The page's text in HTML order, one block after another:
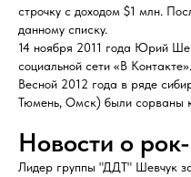
строчку с доходом $1 млн.
данному списку.
14 ноября 2011 года Юрий
социальной сети «В Контакте».
Весной 2012 года в ряде
Тюмень, Омск) были сорваны
Новости o
Лидер группы "ДДТ" Шевчук